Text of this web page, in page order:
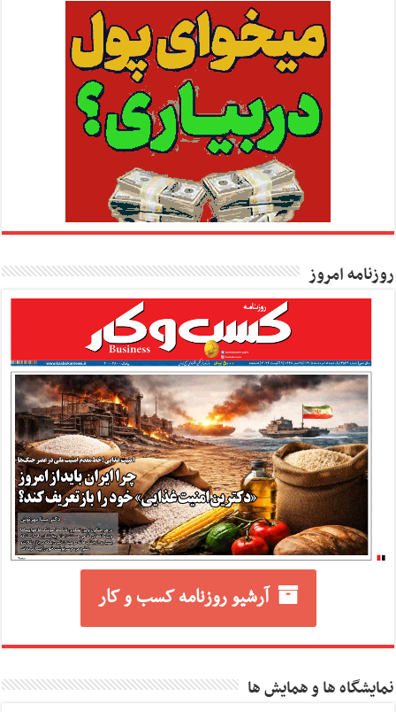
روزنامه امروز
آرشیو روزنامه کسب و کار
نمایشگاه ها و همایش ها